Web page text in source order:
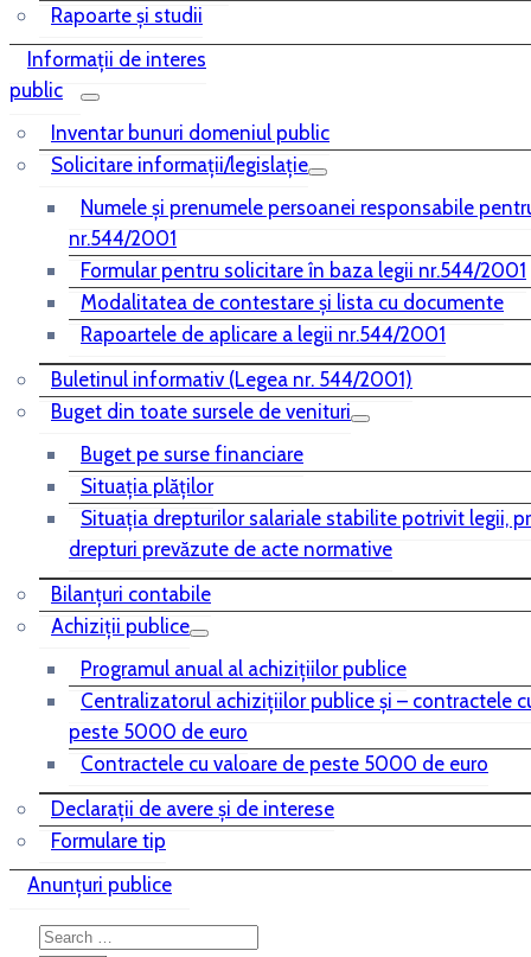
Rapoarte și studii
Informații de interes
public
Inventar bunuri domeniul public
Solicitare informații/legislație
Numele și prenumele persoanei responsabile
nr.544/2001
Formular pentru solicitare în baza legii nr.544/2001
Modalitatea de contestare și lista cu documente
Rapoartele de aplicare a legii nr.544/2001
Buletinul informativ (Legea nr. 544/2001)
Buget din toate sursele de venituri
Buget pe surse financiare
Situaţia plăţilor
Situaţia drepturilor salariale stabilite potrivit legii,
drepturi prevăzute de acte normative
Bilanţuri contabile
Achiziţii publice
Programul anual al achiziţiilor publice
Centralizatorul achiziţiilor publice şi – contractele
peste 5000 de euro
Contractele cu valoare de peste 5000 de euro
Declaraţii de avere şi de interese
Formulare tip
Anunțuri publice